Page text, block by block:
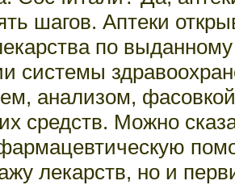
шагов. Аптеки
по
системы
анализом,
средств. Можно
лекарств, но и